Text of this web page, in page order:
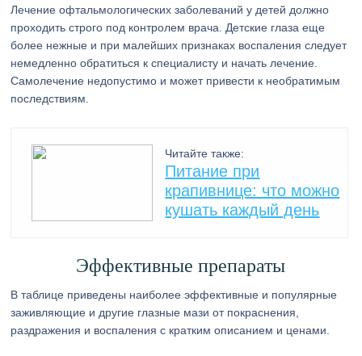
Лечение офтальмологических заболеваний у детей должно
проходить строго под контролем врача. Детские глаза еще
более нежные и при малейших признаках воспаления следует
немедленно обратиться к специалисту и начать лечение.
Самолечение недопустимо и может привести к необратимым
последствиям.
Читайте также:
Питание при
крапивнице: что можно
кушать каждый день
Эффективные препараты
В таблице приведены наиболее эффективные и популярные
заживляющие и другие глазные мази от покраснения,
раздражения и воспаления с кратким описанием и ценами.